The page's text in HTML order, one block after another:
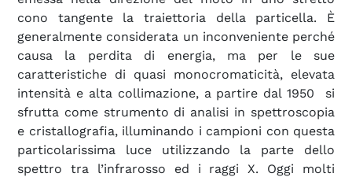
cono tangente la traiettoria della particella. È
generalmente considerata un inconveniente perché
causa la perdita di energia, ma per le sue
caratteristiche di quasi monocromaticità, elevata
intensità e alta collimazione, a partire dal 1950 si
sfrutta come strumento di analisi in spettroscopia
e cristallografia, illuminando i campioni con questa
particolarissima luce utilizzando la parte dello
spettro tra l’infrarosso ed i raggi X. Oggi molti